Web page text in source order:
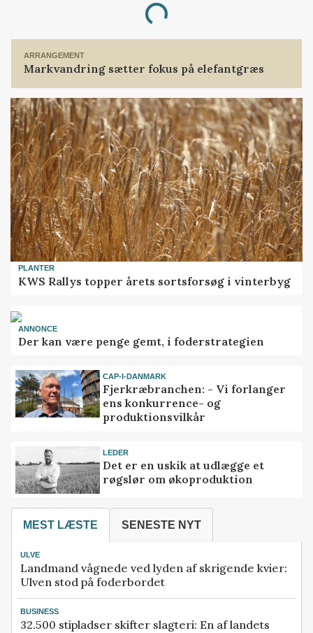
Loading...
ARRANGEMENT
Markvandring sætter fokus på elefantgræs
PLANTER
KWS Rallys topper årets sortsforsøg i vinterbyg
ANNONCE
Der kan være penge gemt, i foderstrategien
CAP-I-DANMARK
Fjerkræbranchen: - Vi forlanger
ens konkurrence- og
produktionsvilkår
LEDER
Det er en uskik at udlægge et
røgslør om økoproduktion
MEST LÆSTE SENESTE NYT
ULVE
Landmand vågnede ved lyden af skrigende kvier:
Ulven stod på foderbordet
BUSINESS
32.500 stipladser skifter slagteri: En af landets